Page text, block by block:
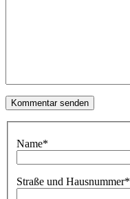
Name*
Straße und Hausnummer*